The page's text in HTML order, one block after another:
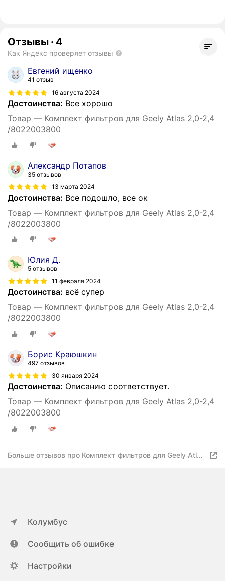
Отзывы · 4
Как Яндекс проверяет отзывы
Евгений ищенко
41 отзыв
16 августа 2024
Достоинства: Все хорошо
Товар — Комплект фильтров для Geely Atlas 2,0-2,4
/8022003800
Александр Потапов
35 отзывов
13 марта 2024
Достоинства: Все подошло, все ок
Товар — Комплект фильтров для Geely Atlas 2,0-2,4
/8022003800
Юлия Д.
5 отзывов
11 февраля 2024
Достоинства: всё супер
Товар — Комплект фильтров для Geely Atlas 2,0-2,4
/8022003800
Борис Краюшкин
497 отзывов
30 января 2024
Достоинства: Описанию соответствует.
Товар — Комплект фильтров для Geely Atlas 2,0-2,4
/8022003800
Больше отзывов про Комплект фильтров для Geely Atlas
Колумбус
Сообщить об ошибке
Настройки